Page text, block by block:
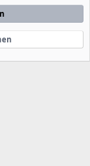
Ltd.